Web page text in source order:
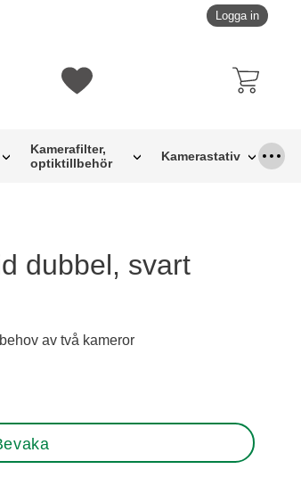
Logga in
sökning Mina favoriter
Kamerafilter,
optiktillbehör
Kamerastativ
dubbel, svart
av två kameror